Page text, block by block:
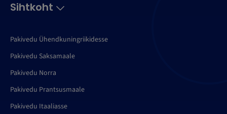
Sihtkoht
Pakivedu Ühendkuningriikidesse
Pakivedu Saksamaale
Pakivedu Norra
Pakivedu Prantsusmaale
Pakivedu Itaaliasse